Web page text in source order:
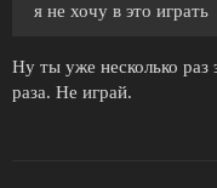
я не хочу в это играть
Ну ты уже несколько раз
раза. Не играй.